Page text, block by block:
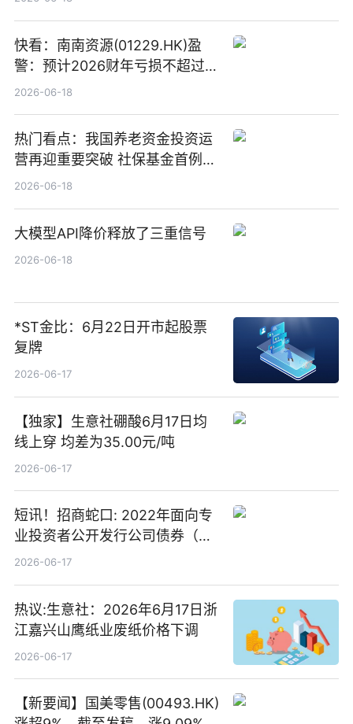
快看：南南资源(01229.HK)盈
警：预计2026财年亏损不超过
1000万港元
2026-06-18
热门看点：我国养老资金投资运
营再迎重要突破 社保基金首例期
货账户完成开立
2026-06-18
大模型API降价释放了三重信号
2026-06-18
*ST金比：6月22日开市起股票
复牌
2026-06-17
【独家】生意社硼酸6月17日均
线上穿 均差为35.00元/吨
2026-06-17
短讯！招商蛇口: 2022年面向专
业投资者公开发行公司债券（第
二期）（品种二）2026年付息公
2026-06-17
热议:生意社：2026年6月17日浙
江嘉兴山鹰纸业废纸价格下调
2026-06-17
【新要闻】国美零售(00493.HK)